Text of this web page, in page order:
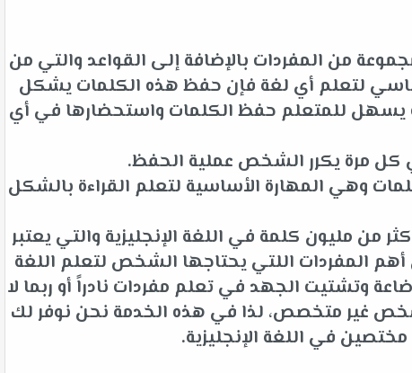
من المفردات بالإضافة إلى القواعد والتي من
لتعلم أي لغة فإن حفظ هذه الكلمات يشكل
يسهل للمتعلم حفظ الكلمات واستحضارها في أي
كل مرة يكرر الشخص عملية الحفظ.
وهي المهارة الأساسية لتعلم القراءة بالشكل
من مليون كلمة في اللغة الإنجليزية والتي يعتبر
المفردات اللتي يحتاجها الشخص لتعلم اللغة
وتشتيت الجهد في تعلم مفردات نادراً أو ربما لا
غير متخصص، لذا في هذه الخدمة نحن نوفر لك
في اللغة الإنجليزية.